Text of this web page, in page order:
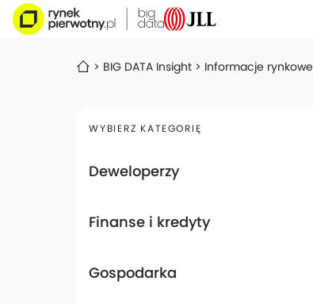
BIG DATA Insight Informacje rynkowe
WYBIERZ KATEGORIĘ
Deweloperzy
Finanse i kredyty
Gospodarka